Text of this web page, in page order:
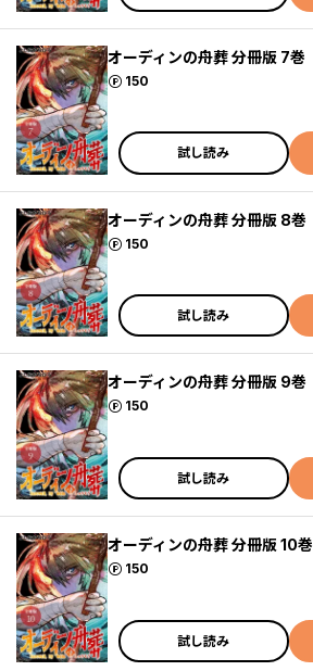
オーディンの舟葬 分冊版 7巻
150
ポイント
試し読み
オーディンの舟葬 分冊版 8巻
150
ポイント
試し読み
オーディンの舟葬 分冊版 9巻
150
ポイント
試し読み
オーディンの舟葬 分冊版 10巻
150
ポイント
試し読み